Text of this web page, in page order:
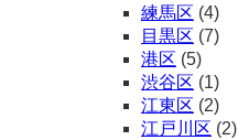
練馬区 (4)
目黒区 (7)
港区 (5)
渋谷区 (1)
江東区 (2)
江戸川区 (2)